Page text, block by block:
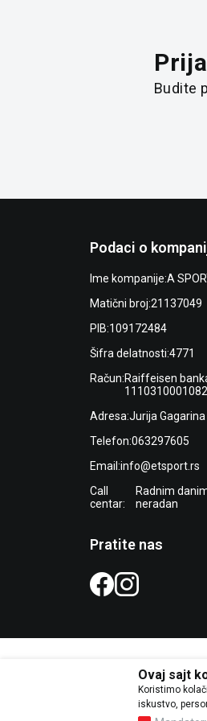
Budite
Podaci o
Ime kompanije:A
Matični broj:21137049
PIB:109172484
Šifra delatnosti:4771
Račun:Raiffeisen
Adresa:Jurija
Telefon:063297605
Email:info@etsport.rs
Call
centar:
Radnim
neradan
Pratite nas
Ovaj sajt
Koristimo
iskustvo,